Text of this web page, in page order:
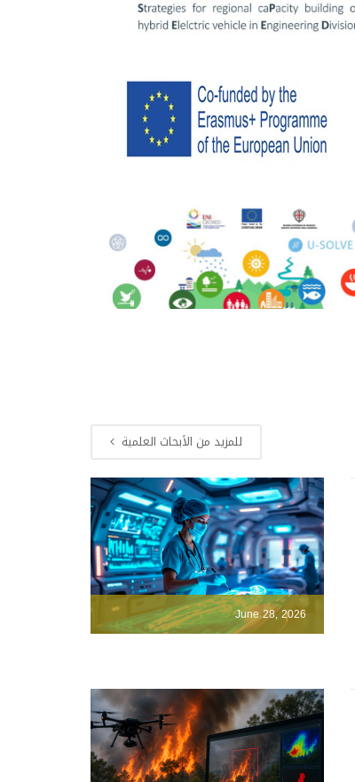
للمزيد من الأبحاث العلمية
June 28, 2026